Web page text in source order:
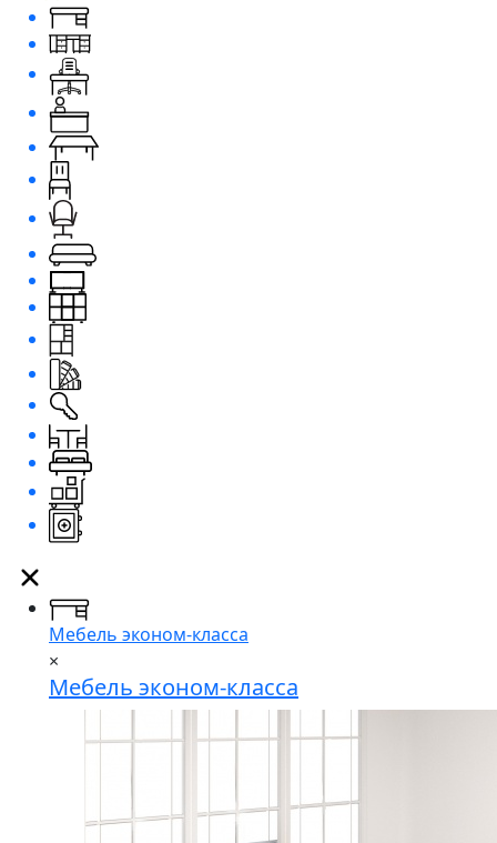
Мебель эконом-класса
×
Мебель эконом-класса